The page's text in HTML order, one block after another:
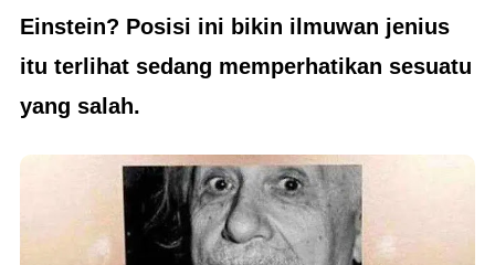
Einstein? Posisi ini bikin ilmuwan jenius
itu terlihat sedang memperhatikan sesuatu
yang salah.